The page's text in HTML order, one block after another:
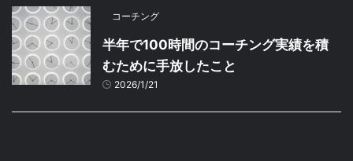
コーチング
半年で100時間のコーチング実績を積
むために手放したこと
2026/1/21